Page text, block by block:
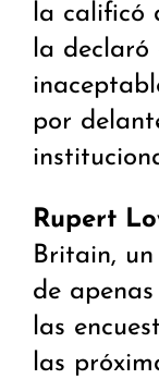
la calificó
la declaró
por
Rupert
Britain,
de
las
las